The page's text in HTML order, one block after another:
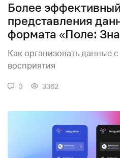
Более
представления
формата «Поле:
Как организовать данные
восприятия
0 3362